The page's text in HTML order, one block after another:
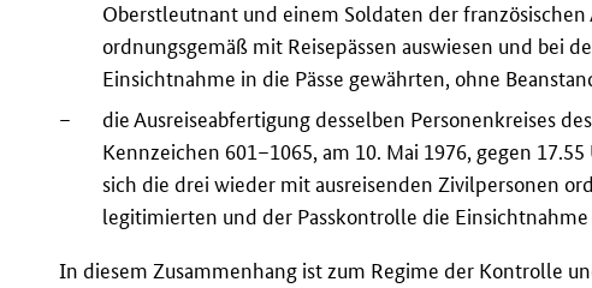
Oberstleutnant und einem Soldaten der
ordnungsgemäß mit Reisepässen auswiesen und bei
Einsichtnahme in die Pässe gewährten, ohne
–
die Ausreiseabfertigung desselben Personenkreises
Kennzeichen 601–1065, am 10. Mai 1976, gegen
sich die drei wieder mit ausreisenden Zivilpersonen
legitimierten und der Passkontrolle die Einsichtnahme
In diesem Zusammenhang ist zum Regime der Kontrolle